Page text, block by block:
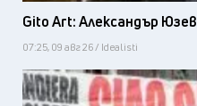
Gito Art: Александър Юзев
07:25, 09 авг 26 / Idealisti